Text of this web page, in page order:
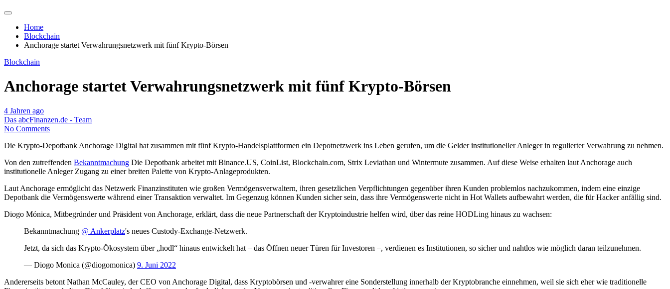
Home
Blockchain
Anchorage startet Verwahrungsnetzwerk mit fünf Krypto-Börsen
Blockchain
Anchorage startet Verwahrungsnetzwerk mit fünf Krypto-Börsen
4 Jahren ago
Das abcFinanzen.de - Team
No Comments
Die Krypto-Depotbank Anchorage Digital hat zusammen mit fünf Krypto-Handelsplattformen ein Depotnetzwerk ins Leben gerufen, um die Gelder institutioneller Anleger in regulierter Verwahrung zu nehmen.
Von den zutreffenden Bekanntmachung Die Depotbank arbeitet mit Binance.US, CoinList, Blockchain.com, Strix Leviathan und Wintermute zusammen. Auf diese Weise erhalten laut Anchorage auch
institutionelle Anleger Zugang zu einer breiten Palette von Krypto-Anlageprodukten.
Laut Anchorage ermöglicht das Netzwerk Finanzinstituten wie großen Vermögensverwaltern, ihren gesetzlichen Verpflichtungen gegenüber ihren Kunden problemlos nachzukommen, indem eine einzige
Depotbank die Vermögenswerte während einer Transaktion verwaltet. Im Gegenzug können Kunden sicher sein, dass ihre Vermögenswerte nicht in Hot Wallets aufbewahrt werden, die für Hacker anfällig sind.
Diogo Mónica, Mitbegründer und Präsident von Anchorage, erklärt, dass die neue Partnerschaft der Kryptoindustrie helfen wird, über das reine HODLing hinaus zu wachsen:
Bekanntmachung @ Ankerplatz's neues Custody-Exchange-Netzwerk.
Jetzt, da sich das Krypto-Ökosystem über „hodl“ hinaus entwickelt hat – das Öffnen neuer Türen für Investoren –, verdienen es Institutionen, so sicher und nahtlos wie möglich daran teilzunehmen.
— Diogo Monica (@diogomonica) 9. Juni 2022
Andererseits betont Nathan McCauley, der CEO von Anchorage Digital, dass Kryptobörsen und -verwahrer eine Sonderstellung innerhalb der Kryptobranche einnehmen, weil sie sich eher wie traditionelle